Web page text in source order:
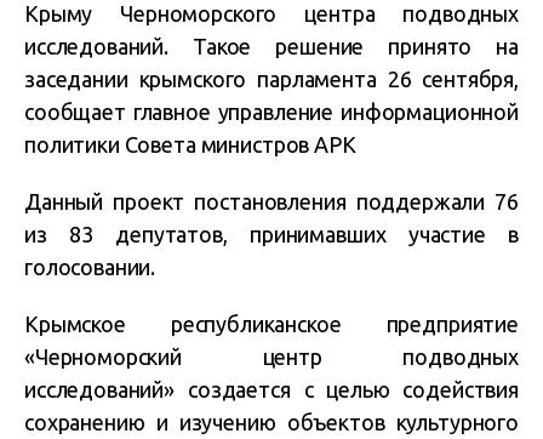
Крыму Черноморского центра подводных
исследований. Такое решение принято на
заседании крымского парламента 26 сентября,
сообщает главное управление информационной
политики Совета министров АРК
Данный проект постановления поддержали 76
из 83 депутатов, принимавших участие в
голосовании.
Крымское республиканское предприятие
«Черноморский центр подводных
исследований» создается с целью содействия
сохранению и изучению объектов культурного